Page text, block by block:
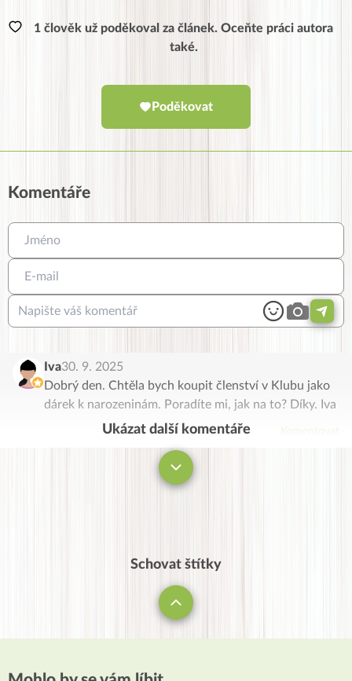
1 člověk už poděkoval za článek. Oceňte práci autora
také.
Poděkovat
Komentáře
Iva30. 9. 2025
Dobrý den. Chtěla bych koupit členství v Klubu jako
dárek k narozeninám. Poradíte mi, jak na to? Díky. Iva
Komentovat
Ukázat další komentáře
Schovat štítky